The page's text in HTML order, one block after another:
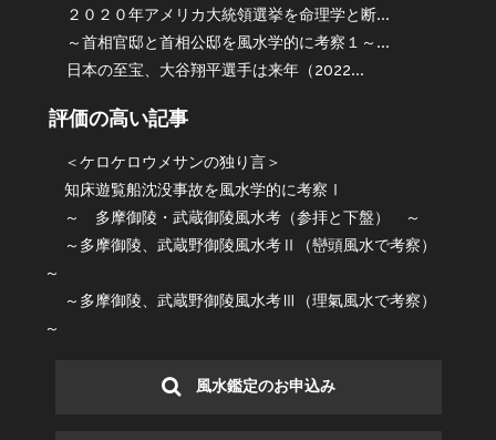
２０２０年アメリカ大統領選挙を命理学と断...
～首相官邸と首相公邸を風水学的に考察１～...
日本の至宝、大谷翔平選手は来年（2022...
評価の高い記事
＜ケロケロウメサンの独り言＞
知床遊覧船沈没事故を風水学的に考察Ⅰ
～ 多摩御陵・武蔵御陵風水考（参拝と下盤） ～
～多摩御陵、武蔵野御陵風水考Ⅱ（巒頭風水で考察）
～
～多摩御陵、武蔵野御陵風水考Ⅲ（理氣風水で考察）
～
風水鑑定のお申込み